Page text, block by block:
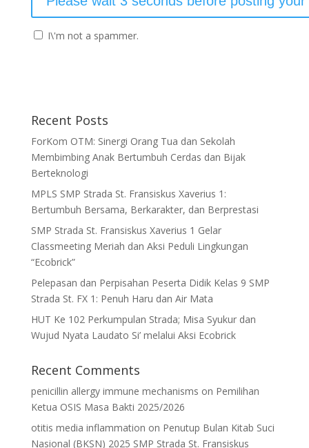
I\'m not a spammer.
Recent Posts
ForKom OTM: Sinergi Orang Tua dan Sekolah
Membimbing Anak Bertumbuh Cerdas dan Bijak
Berteknologi
MPLS SMP Strada St. Fransiskus Xaverius 1:
Bertumbuh Bersama, Berkarakter, dan Berprestasi
SMP Strada St. Fransiskus Xaverius 1 Gelar
Classmeeting Meriah dan Aksi Peduli Lingkungan
“Ecobrick”
Pelepasan dan Perpisahan Peserta Didik Kelas 9 SMP
Strada St. FX 1: Penuh Haru dan Air Mata
HUT Ke 102 Perkumpulan Strada; Misa Syukur dan
Wujud Nyata Laudato Si’ melalui Aksi Ecobrick
Recent Comments
penicillin allergy immune mechanisms on Pemilihan
Ketua OSIS Masa Bakti 2025/2026
otitis media inflammation on Penutup Bulan Kitab Suci
Nasional (BKSN) 2025 SMP Strada St. Fransiskus